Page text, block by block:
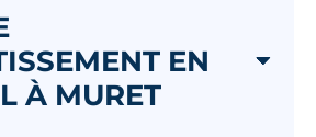
EN
À MURET